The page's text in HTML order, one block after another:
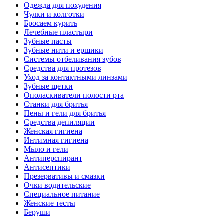
Одежда для похудения
Чулки и колготки
Бросаем курить
Лечебные пластыри
Зубные пасты
Зубные нити и ершики
Системы отбеливания зубов
Средства для протезов
Уход за контактными линзами
Зубные щетки
Ополаскиватели полости рта
Станки для бритья
Пены и гели для бритья
Средства депиляции
Женская гигиена
Интимная гигиена
Мыло и гели
Антиперспирант
Антисептики
Презервативы и смазки
Очки водительские
Специальное питание
Женские тесты
Беруши